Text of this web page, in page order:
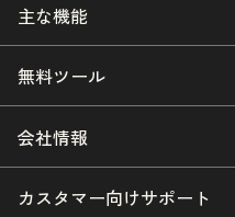
主な機能
無料ツール
会社情報
カスタマー向けサポート